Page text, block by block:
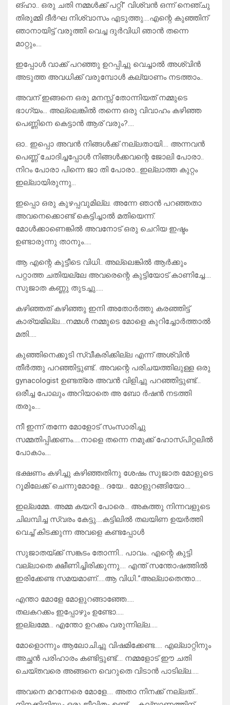
ങ്ഹാ.. ഒരു ചതി നമ്മൾക്ക് പറ്റി” വിശ്വൻ ഒന്ന് നെഞ്ചു
തിരുമ്മി ദീർഘ നിശ്വാസം എടുത്തു….എന്റെ കുഞ്ഞിന്
ഞാനായിട്ട് വരുത്തി വെച്ച ദുർവിധി ഞാൻ തന്നെ
മാറ്റും….
ഇപ്പോൾ വാക്ക് പറഞ്ഞു ഉറപ്പിച്ചു വെച്ചാൽ അശ്വിൻ
അടുത്ത അവധിക്ക് വരുമ്പോൾ കല്യാണം നടത്താം..
അവന് ഇങ്ങനെ ഒരു മനസ്സ് തോന്നിയത് നമ്മുടെ
ഭാഗ്യം… അല്ലെങ്കിൽ തന്നെ ഒരു വിവാഹം കഴിഞ്ഞ
പെണ്ണിനെ കെട്ടാൻ ആര് വരും?….
ഓ.. ഇപ്പൊ അവൻ നിങ്ങൾക്ക് നല്ലതായി…. അന്നവൻ
പെണ്ണ് ചോദിച്ചപ്പോൾ നിങ്ങൾക്കവന്റെ ജോലി പോരാ..
നിറം പോരാ പിന്നെ ജാ തി പോരാ…ഇല്ലാത്ത കുറ്റം
ഇല്ലായിരുന്നു…
ഇപ്പൊ ഒരു കുഴപ്പവുമില്ല. അന്നേ ഞാൻ പറഞ്ഞതാ
അവനെക്കൊണ്ട് കെട്ടിച്ചാൽ മതിയെന്ന്.
മോൾക്കാണെങ്കിൽ അവനോട് ഒരു ചെറിയ ഇഷ്ടം
ഉണ്ടാരുന്നു താനും…..
ആ എന്റെ കുട്ടീടെ വിധി.. അല്ലെങ്കിൽ ആർക്കും
പറ്റാത്ത ചതിയല്ലേ അവരെന്റെ കുട്ടിയോട് കാണിച്ചേ….
സുജാത കണ്ണു തുടച്ചു…..
കഴിഞ്ഞത് കഴിഞ്ഞു ഇനി അതോർത്തു കരഞ്ഞിട്ട്
കാര്യമില്ല….നമ്മൾ നമ്മുടെ മോളെ കുറിച്ചോർത്താൽ
മതി…..
കുഞ്ഞിനെക്കൂടി സ്വീകരിക്കില്ല എന്ന് അശ്വിൻ
തീർത്തു പറഞ്ഞിട്ടുണ്ട്.. അവന്റെ പരിചയത്തിലുള്ള ഒരു
gynacologist ഉണ്ടത്രേ അവൻ വിളിച്ചു പറഞ്ഞിട്ടുണ്ട്…
ഒരീച്ച പോലും അറിയാതെ അ ബോ ർഷൻ നടത്തി
തരും….
നീ ഇന്ന് തന്നേ മോളോട് സംസാരിച്ചു
സമ്മതിപ്പിക്കണം…..നാളെ തന്നെ നമുക്ക് ഹോസ്പിറ്റലിൽ
പോകാം….
ഭക്ഷണം കഴിച്ചു കഴിഞ്ഞതിനു ശേഷം സുജാത മോളുടെ
റൂമിലേക്ക് ചെന്നുമോളേ… ദയേ… മോളുറങ്ങിയോ….
ഇല്ലമ്മേ.. അമ്മ കയറി പോരെ… അകത്തു നിന്നവളുടെ
ചിലമ്പിച്ച സ്വരം കേട്ടു….കട്ടിലിൽ തലയിണ ഉയർത്തി
വെച്ച് കിടക്കുന്ന അവളെ കണ്ടപ്പോൾ
സുജാതയ്ക്ക് സങ്കടം തോന്നി… പാവം.. എന്റെ കുട്ടി
വല്ലാതെ ക്ഷീണിച്ചിരിക്കുന്നു…. എന്ത് സന്തോഷത്തിൽ
ഇരിക്കേണ്ട സമയമാണ്…..ആ വിധി..”അല്ലാതെന്താ….
എന്താ മോളേ മോളുറങ്ങാഞ്ഞേ…..
തലകറക്കം ഇപ്പോഴും ഉണ്ടോ…..
ഇല്ലമ്മേ… എന്തോ ഉറക്കം വരുന്നില്ല…..
മോളൊന്നും ആലോചിച്ചു വിഷമിക്കേണ്ട….. എല്ലാറ്റിനും
അച്ഛൻ പരിഹാരം കണ്ടിട്ടുണ്ട്…. നമ്മളോട് ഈ ചതി
ചെയ്തവരെ അങ്ങനെ വെറുതെ വിടാൻ പാടില്ല…..
അവനെ മറന്നേരെ മോളേ…. അതാ നിനക്ക് നല്ലത്…